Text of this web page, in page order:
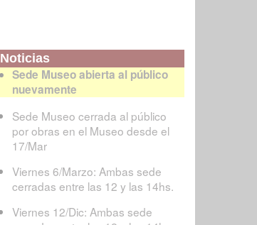
Noticias
Sede Museo abierta al público
nuevamente
Sede Museo cerrada al público
por obras en el Museo desde el
17/Mar
Viernes 6/Marzo: Ambas sede
cerradas entre las 12 y las 14hs.
Viernes 12/Dic: Ambas sede